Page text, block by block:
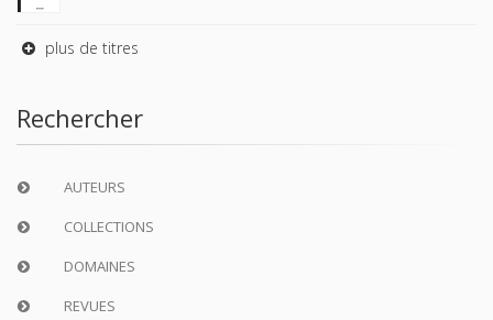
plus de titres
Rechercher
AUTEURS
COLLECTIONS
DOMAINES
REVUES